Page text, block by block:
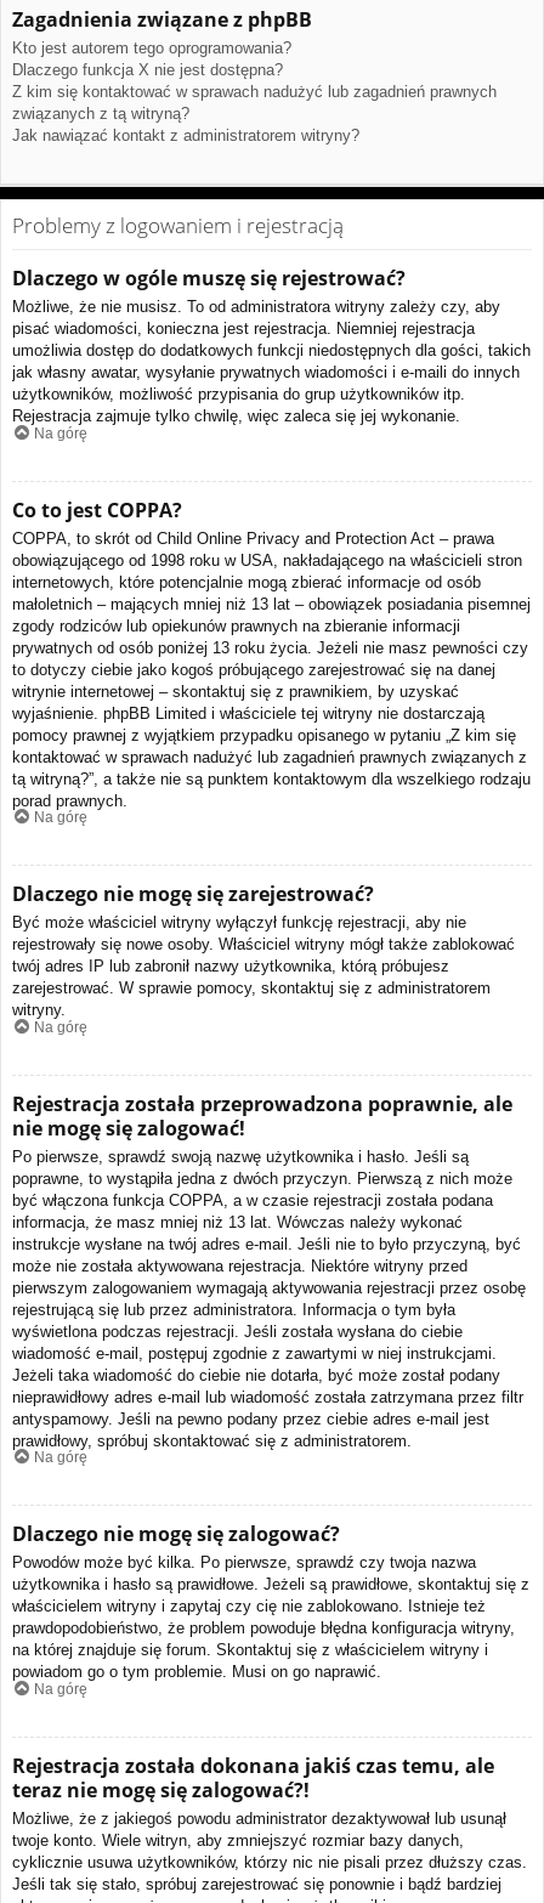
Zagadnienia związane z phpBB
Kto jest autorem tego oprogramowania?
Dlaczego funkcja X nie jest dostępna?
Z kim się kontaktować w sprawach nadużyć lub zagadnień prawnych
związanych z tą witryną?
Jak nawiązać kontakt z administratorem witryny?
Problemy z logowaniem i rejestracją
Dlaczego w ogóle muszę się rejestrować?
Możliwe, że nie musisz. To od administratora witryny zależy czy, aby
pisać wiadomości, konieczna jest rejestracja. Niemniej rejestracja
umożliwia dostęp do dodatkowych funkcji niedostępnych dla gości, takich
jak własny awatar, wysyłanie prywatnych wiadomości i e-maili do innych
użytkowników, możliwość przypisania do grup użytkowników itp.
Rejestracja zajmuje tylko chwilę, więc zaleca się jej wykonanie.
Na górę
Co to jest COPPA?
COPPA, to skrót od Child Online Privacy and Protection Act – prawa
obowiązującego od 1998 roku w USA, nakładającego na właścicieli stron
internetowych, które potencjalnie mogą zbierać informacje od osób
małoletnich – mających mniej niż 13 lat – obowiązek posiadania pisemnej
zgody rodziców lub opiekunów prawnych na zbieranie informacji
prywatnych od osób poniżej 13 roku życia. Jeżeli nie masz pewności czy
to dotyczy ciebie jako kogoś próbującego zarejestrować się na danej
witrynie internetowej – skontaktuj się z prawnikiem, by uzyskać
wyjaśnienie. phpBB Limited i właściciele tej witryny nie dostarczają
pomocy prawnej z wyjątkiem przypadku opisanego w pytaniu „Z kim się
kontaktować w sprawach nadużyć lub zagadnień prawnych związanych z
tą witryną?”, a także nie są punktem kontaktowym dla wszelkiego rodzaju
porad prawnych.
Na górę
Dlaczego nie mogę się zarejestrować?
Być może właściciel witryny wyłączył funkcję rejestracji, aby nie
rejestrowały się nowe osoby. Właściciel witryny mógł także zablokować
twój adres IP lub zabronił nazwy użytkownika, którą próbujesz
zarejestrować. W sprawie pomocy, skontaktuj się z administratorem
witryny.
Na górę
Rejestracja została przeprowadzona poprawnie, ale
nie mogę się zalogować!
Po pierwsze, sprawdź swoją nazwę użytkownika i hasło. Jeśli są
poprawne, to wystąpiła jedna z dwóch przyczyn. Pierwszą z nich może
być włączona funkcja COPPA, a w czasie rejestracji została podana
informacja, że masz mniej niż 13 lat. Wówczas należy wykonać
instrukcje wysłane na twój adres e-mail. Jeśli nie to było przyczyną, być
może nie została aktywowana rejestracja. Niektóre witryny przed
pierwszym zalogowaniem wymagają aktywowania rejestracji przez osobę
rejestrującą się lub przez administratora. Informacja o tym była
wyświetlona podczas rejestracji. Jeśli została wysłana do ciebie
wiadomość e-mail, postępuj zgodnie z zawartymi w niej instrukcjami.
Jeżeli taka wiadomość do ciebie nie dotarła, być może został podany
nieprawidłowy adres e-mail lub wiadomość została zatrzymana przez filtr
antyspamowy. Jeśli na pewno podany przez ciebie adres e-mail jest
prawidłowy, spróbuj skontaktować się z administratorem.
Na górę
Dlaczego nie mogę się zalogować?
Powodów może być kilka. Po pierwsze, sprawdź czy twoja nazwa
użytkownika i hasło są prawidłowe. Jeżeli są prawidłowe, skontaktuj się z
właścicielem witryny i zapytaj czy cię nie zablokowano. Istnieje też
prawdopodobieństwo, że problem powoduje błędna konfiguracja witryny,
na której znajduje się forum. Skontaktuj się z właścicielem witryny i
powiadom go o tym problemie. Musi on go naprawić.
Na górę
Rejestracja została dokonana jakiś czas temu, ale
teraz nie mogę się zalogować?!
Możliwe, że z jakiegoś powodu administrator dezaktywował lub usunął
twoje konto. Wiele witryn, aby zmniejszyć rozmiar bazy danych,
cyklicznie usuwa użytkowników, którzy nic nie pisali przez dłuższy czas.
Jeśli tak się stało, spróbuj zarejestrować się ponownie i bądź bardziej